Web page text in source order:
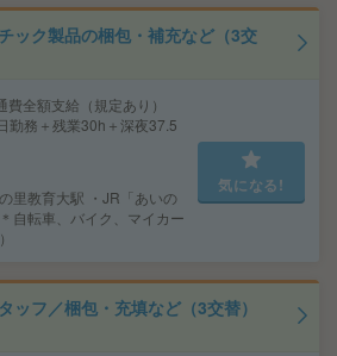
ック製品の梱包・補充など（3交
全額支給（規定あり）
勤務＋残業30h＋深夜37.5
里教育大駅 ・JR「あいの
自転車、バイク、マイカー
気になる!
ッフ／梱包・充填など（3交替）